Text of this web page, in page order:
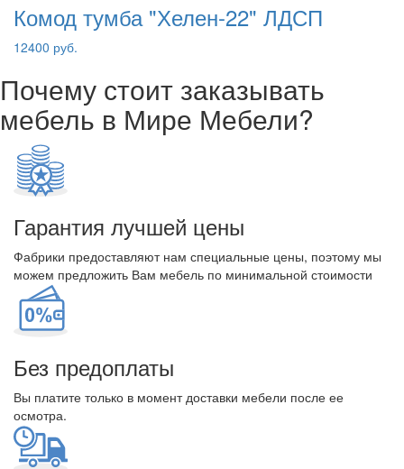
Комод тумба "Хелен-22" ЛДСП
12400 руб.
Почему стоит заказывать
мебель в Мире Мебели?
Гарантия лучшей цены
Фабрики предоставляют нам специальные цены, поэтому мы
можем предложить Вам мебель по минимальной стоимости
Без предоплаты
Вы платите только в момент доставки мебели после ее
осмотра.